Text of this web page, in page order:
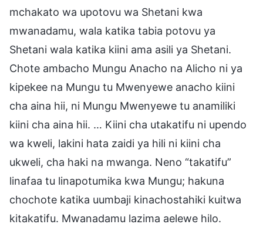
mchakato wa upotovu wa Shetani kwa
mwanadamu, wala katika tabia potovu ya
Shetani wala katika kiini ama asili ya Shetani.
Chote ambacho Mungu Anacho na Alicho ni ya
kipekee na Mungu tu Mwenyewe anacho kiini
cha aina hii, ni Mungu Mwenyewe tu anamiliki
kiini cha aina hii. … Kiini cha utakatifu ni upendo
wa kweli, lakini hata zaidi ya hili ni kiini cha
ukweli, cha haki na mwanga. Neno “takatifu”
linafaa tu linapotumika kwa Mungu; hakuna
chochote katika uumbaji kinachostahiki kuitwa
kitakatifu. Mwanadamu lazima aelewe hilo.